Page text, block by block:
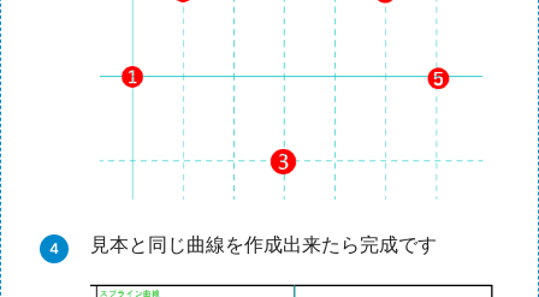
見本と同じ曲線を作成出来たら完成です